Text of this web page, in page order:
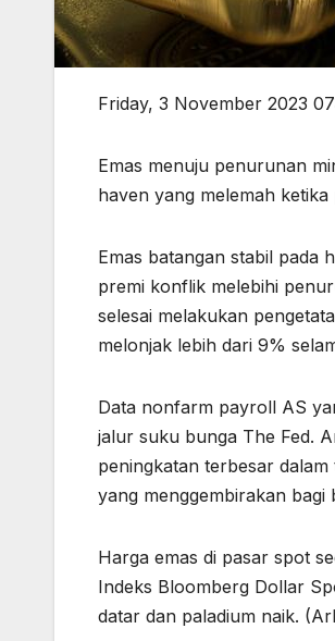
Friday, 3 November 2023
Emas menuju penurunan
haven yang melemah
Emas batangan stabil pada
premi konflik melebihi
selesai melakukan
melonjak lebih dari 9%
Data nonfarm payroll AS
jalur suku bunga The Fed.
peningkatan terbesar
yang menggembirakan bagi
Harga emas di pasar spot
Indeks Bloomberg Dollar
datar dan paladium naik.